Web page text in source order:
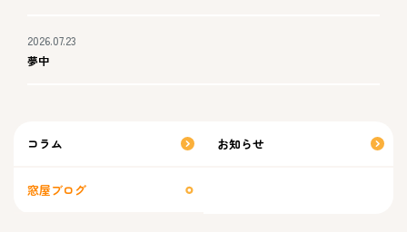
2026.07.23
夢中
コラム お知らせ
窓屋ブログ